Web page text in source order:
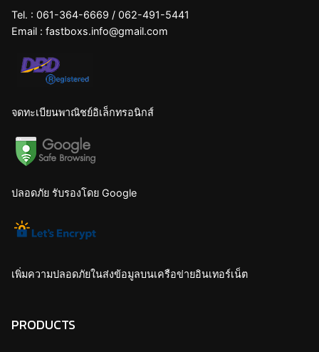
Tel. : 061-364-6669 / 062-491-5441
Email : fastboxs.info@gmail.com
จดทะเบียนพาณิชย์อิเล็กทรอนิกส์
ปลอดภัย รับรองโดย Google
เพิ่มความปลอดภัยในส่งข้อมูลบนเครือข่ายอินเทอร์เน็ต
PRODUCTS